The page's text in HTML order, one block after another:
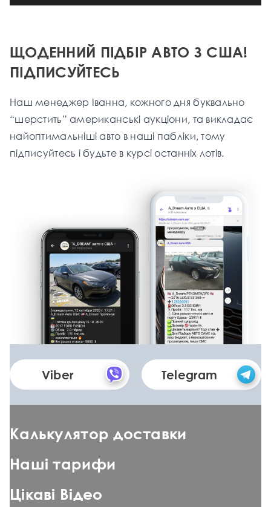
Viber Telegram
ЩОДЕННИЙ ПІДБІР АВТО З США!
ПІДПИСУЙТЕСЬ
Наш менеджер Іванна, кожного дня буквально
“шерстить” американські аукціони, та викладає
найоптимальніші aвто в наші пабліки, тому
підписуйтесь і будьте в курсі останніх лотів.
Калькулятор доставки
Наші тарифи
Цікаві Відео